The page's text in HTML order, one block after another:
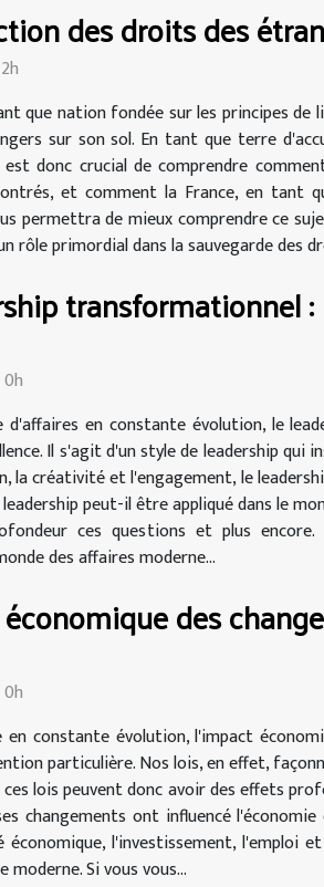
des droits des
que nation fondée sur les principes
sur son sol. En tant que terre
est donc crucial de comprendre
et comment la France, en tant
permettra de mieux comprendre ce
primordial dans la sauvegarde des
transformationnel
d'affaires en constante évolution, le
Il s'agit d'un style de leadership
créativité et l'engagement, le
peut-il être appliqué dans le
ces questions et plus
des affaires moderne...
des
en constante évolution, l'impact
particulière. Nos lois, en effet,
lois peuvent donc avoir des effets
ont influencé l'économie
l'investissement, l'emploi
Si vous vous...